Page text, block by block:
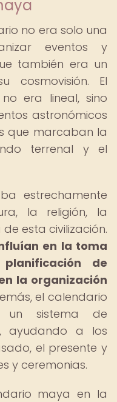
no era solo una
eventos y
también era un
cosmovisión. El
era lineal, sino
astronómicos
que marcaban la
terrenal y el
estrechamente
la religión, la
esta civilización.
en la toma
de
la organización
el calendario
un sistema de
ayudando a los
el presente y
y ceremonias.
maya en la